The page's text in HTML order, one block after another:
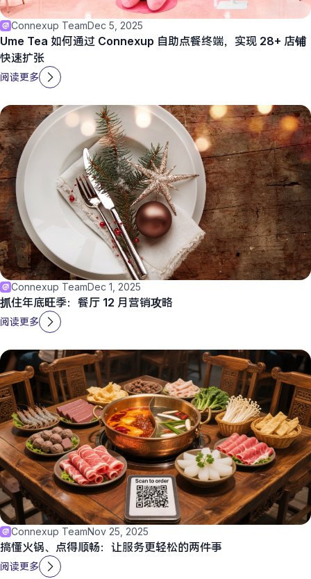
Connexup TeamDec 5, 2025
Ume Tea 如何通过 Connexup 自助点餐终端，实现 28+ 店铺
快速扩张
阅读更多
Connexup TeamDec 1, 2025
抓住年底旺季：餐厅 12 月营销攻略
阅读更多
Connexup TeamNov 25, 2025
搞懂火锅、点得顺畅：让服务更轻松的两件事
阅读更多